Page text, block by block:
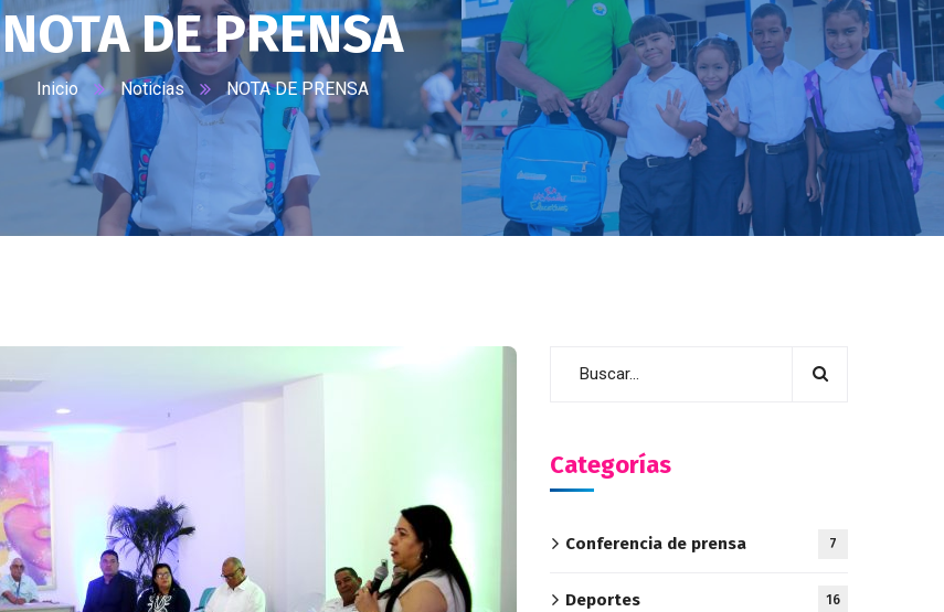
NOTA DE PRENSA
Inicio Noticias NOTA DE PRENSA
Categorías
Conferencia de prensa 7
Deportes 16